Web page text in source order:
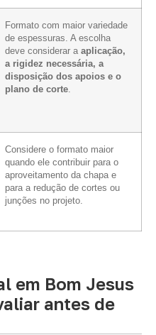
Formato com maior variedade
de espessuras. A escolha
deve considerar a aplicação,
a rigidez necessária, a
disposição dos apoios e o
plano de corte.
Considere o formato maior
quando ele contribuir para o
aproveitamento da chapa e
para a redução de cortes ou
junções no projeto.
em Bom Jesus
antes de